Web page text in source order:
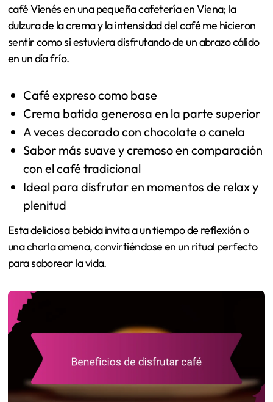
café Vienés en una pequeña cafetería en Viena; la
dulzura de la crema y la intensidad del café me hicieron
sentir como si estuviera disfrutando de un abrazo cálido
en un día frío.
Café expreso como base
Crema batida generosa en la parte superior
A veces decorado con chocolate o canela
Sabor más suave y cremoso en comparación
con el café tradicional
Ideal para disfrutar en momentos de relax y
plenitud
Esta deliciosa bebida invita a un tiempo de reflexión o
una charla amena, convirtiéndose en un ritual perfecto
para saborear la vida.